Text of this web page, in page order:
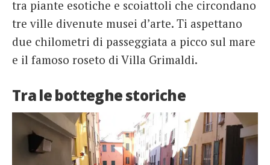
tra piante esotiche e scoiattoli che circondano
tre ville divenute musei d’arte. Ti aspettano
due chilometri di passeggiata a picco sul mare
e il famoso roseto di Villa Grimaldi.
Tra le botteghe storiche